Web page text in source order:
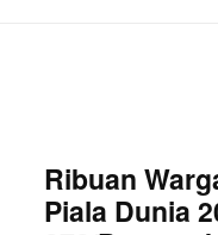
Ribuan
Piala Dunia